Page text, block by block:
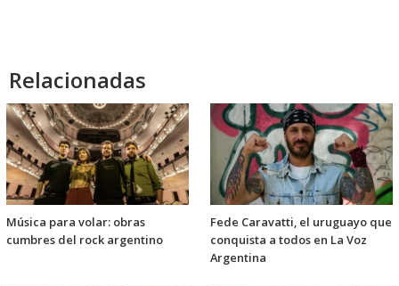
Relacionadas
Música para volar: obras
cumbres del rock argentino
Fede Caravatti, el uruguayo que
conquista a todos en La Voz
Argentina